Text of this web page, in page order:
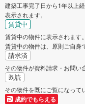
建築工事完了日から1年以上
表示されます。
賃貸中
賃貸中の物件に表示されます。
賃貸中の物件は、原則ご自身
請求済
その物件が資料請求・お問い
既読
その物件を既にご覧になって
成約でもらえる